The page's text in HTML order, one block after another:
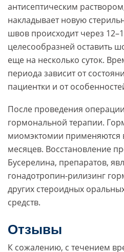
антисептическим
накладывает новую
швов происходит через
целесообразней оставить
еще на несколько суток.
периода зависит от
пациентки и от
После проведения
гормональной терапии.
миомэктомии применяются
месяцев. Восстановление
Бусерелина, препаратов,
гонадотропин-рилизинг
других стероидных
средств.
Oтзывы
К сожалению, с течением